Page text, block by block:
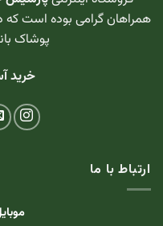
همراهان گرامی بوده است که
پوشاک
خرید
ارتباط با ما